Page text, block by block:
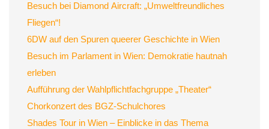
Besuch bei Diamond Aircraft: „Umweltfreundliches
Fliegen“!
6DW auf den Spuren queerer Geschichte in Wien
Besuch im Parlament in Wien: Demokratie hautnah
erleben
Aufführung der Wahlpflichtfachgruppe „Theater“
Chorkonzert des BGZ-Schulchores
Shades Tour in Wien – Einblicke in das Thema